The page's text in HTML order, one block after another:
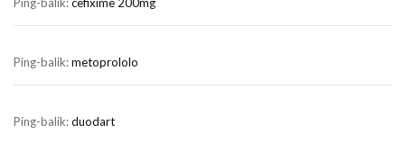
Ping-balik:metoprololo
Ping-balik:duodart